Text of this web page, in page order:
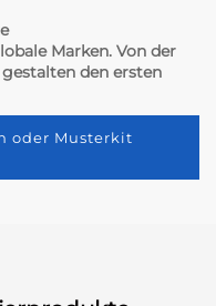
Marken. Von der
den ersten
oder Musterkit